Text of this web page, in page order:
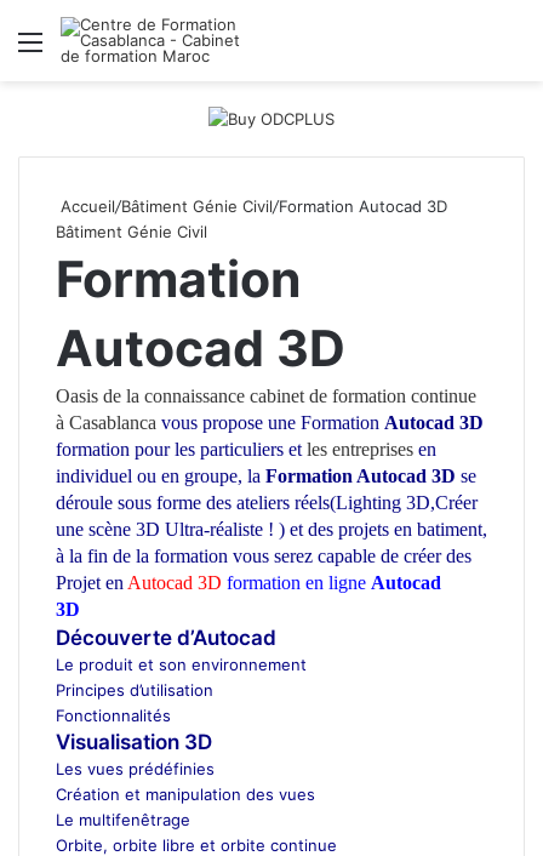
Menu
Accueil/Bâtiment Génie Civil/Formation Autocad 3D
Bâtiment Génie Civil
Formation
Autocad 3D
Oasis de la connaissance cabinet de formation continue
à Casablanca vous propose une Formation Autocad 3D
formation pour les particuliers et les entreprises en
individuel ou en groupe, la Formation Autocad 3D se
déroule sous forme des ateliers réels(Lighting 3D,Créer
une scène 3D Ultra-réaliste ! ) et des projets en batiment,
à la fin de la formation vous serez capable de créer des
Projet en Autocad 3D formation en ligne Autocad
3D
Découverte d’Autocad
Le produit et son environnement
Principes d’utilisation
Fonctionnalités
Visualisation 3D
Les vues prédéfinies
Création et manipulation des vues
Le multifenêtrage
Orbite, orbite libre et orbite continue